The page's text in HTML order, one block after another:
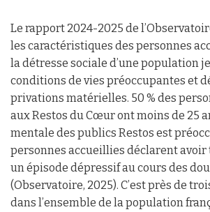
Le rapport 2024-2025 de
les caractéristiques des personnes
la détresse sociale d’une population
conditions de vies préoccupantes et
privations matérielles. 50 % des
aux Restos du Cœur ont moins de 25
mentale des publics Restos est
personnes accueillies déclarent avoir
un épisode dépressif au cours des
(Observatoire, 2025). C’est près de
dans l’ensemble de la population